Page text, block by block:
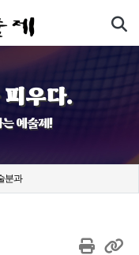
피우다.
예술제!
분과